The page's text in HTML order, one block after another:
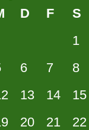
D F S
1
6 7 8
13 14 15
20 21 22